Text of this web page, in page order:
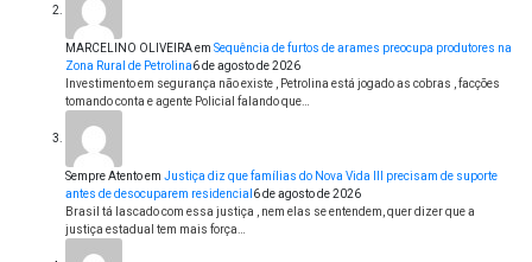
MARCELINO OLIVEIRAem Sequência de furtos de arames preocupa produtores na
Zona Rural de Petrolina6 de agosto de 2026
Investimento em segurança não existe , Petrolina está jogado as cobras , facções
tomando conta e agente Policial falando que…
Sempre Atentoem Justiça diz que famílias do Nova Vida III precisam de suporte
antes de desocuparem residencial 6 de agosto de 2026
Brasil tá lascado com essa justiça , nem elas se entendem, quer dizer que a
justiça estadual tem mais força…